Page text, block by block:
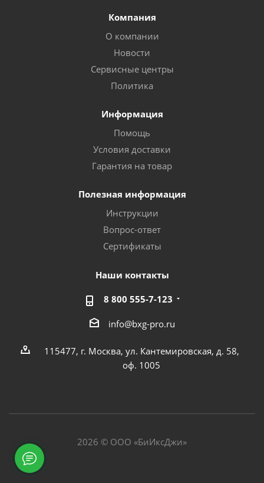
Компания
О компании
Новости
Сервисные центры
Политика
Информация
Помощь
Условия доставки
Гарантия на товар
Полезная информация
Инструкции
Вопрос-ответ
Сертификаты
Наши контакты
8 800 555-7-123
info@bxg-pro.ru
115477, г. Москва, ул. Кантемировская, д. 58,
оф. 1005
2026 © ООО «БиИксДжи»